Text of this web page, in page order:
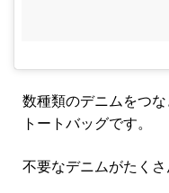
数種類のデニムをつ
トートバッグです。
不要なデニムがたくさ